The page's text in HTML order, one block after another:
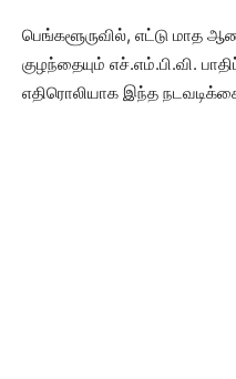
பெங்களூருவில், எட்டு மாத
குழந்தையும் எச்.எம்.பி.வி.
எதிரொலியாக இந்த